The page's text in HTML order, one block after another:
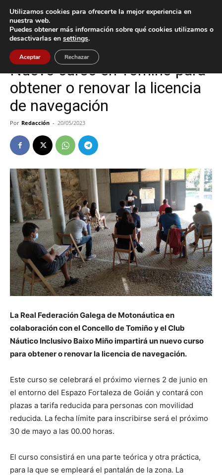
Inicio Tomiño
Tomiño
Nuevo curso en Tomiño para
obtener o renovar la licencia
de navegación
Por Redacción - 20/05/2023
La Real Federación Galega de Motonáutica en
colaboración con el Concello de Tomiño y el Club
Náutico Inclusivo Baixo Miño impartirá un nuevo curso
para obtener o renovar la licencia de navegación.
Este curso se celebrará el próximo viernes 2 de junio en
el entorno del Espazo Fortaleza de Goián y contará con
plazas a tarifa reducida para personas con movilidad
reducida. La fecha límite para inscribirse será el próximo
30 de mayo a las 00.00 horas.
El curso consistirá en una parte teórica y otra práctica,
para la que se empleará el pantalán de la zona. La
Utilizamos cookies para ofrecerte la mejor experiencia en
nuestra web.
Puedes obtener más información sobre qué cookies utilizamos o
desactivarlas en settings.
Aceptar Rechazar